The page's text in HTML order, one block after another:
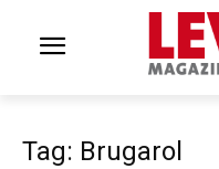
Tag: Brugarol